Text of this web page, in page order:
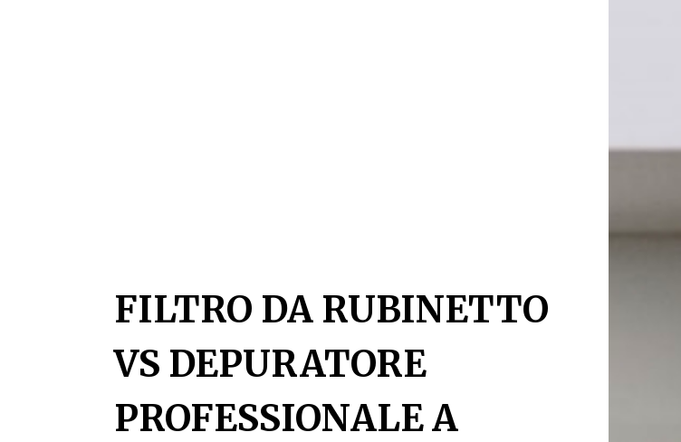
FILTRO DA RUBINETTO
VS DEPURATORE
PROFESSIONALE A